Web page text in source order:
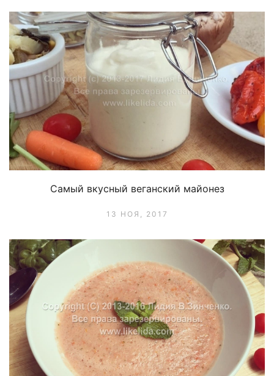
Самый вкусный веганский майонез
13 НОЯ, 2017